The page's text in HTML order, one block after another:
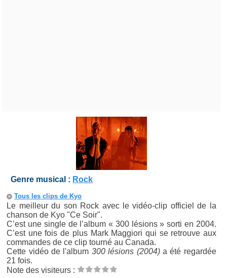
Genre musical : Rock
Tous les clips de Kyo
Le meilleur du son Rock avec le vidéo-clip officiel de la
chanson de Kyo "Ce Soir".
C’est une single de l’album « 300 lésions » sorti en 2004.
C’est une fois de plus Mark Maggiori qui se retrouve aux
commandes de ce clip tourné au Canada.
Cette vidéo de l'album 300 lésions (2004)a été regardée
21 fois.
Note des visiteurs :